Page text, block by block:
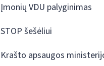
Įmonių VDU palyginimas
STOP šešėliui
Krašto apsaugos